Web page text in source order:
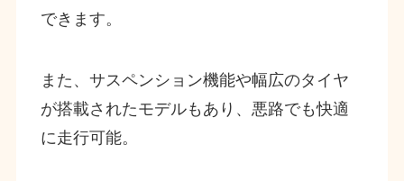
できます。
また、サスペンション機能や幅広のタイヤ
が搭載されたモデルもあり、悪路でも快適
に走行可能。